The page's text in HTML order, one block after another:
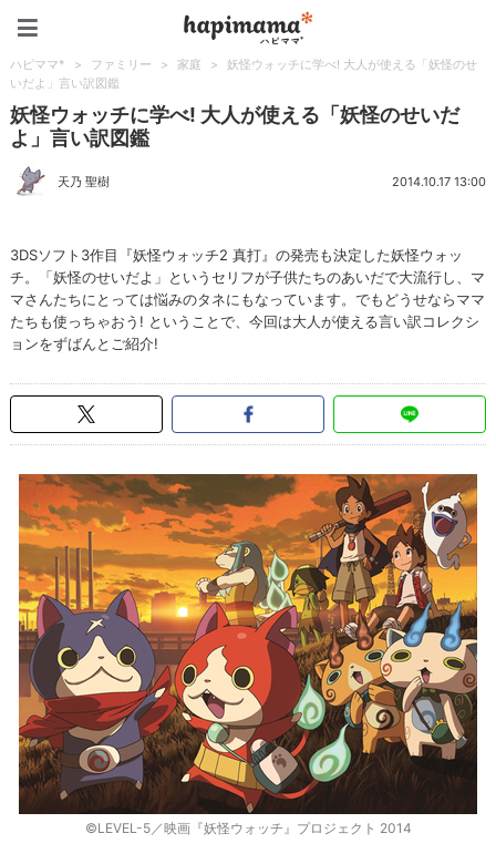
ハピママ* > ファミリー > 家庭 >
妖怪ウォッチに学べ! 大人が使える「妖怪のせ
いだよ」言い訳図鑑
妖怪ウォッチに学べ! 大人が使える「妖怪のせいだ
よ」言い訳図鑑
天乃 聖樹 2014.10.17 13:00
3DSソフト3作目『妖怪ウォッチ2 真打』の発売も決定した妖怪ウォッ
チ。「妖怪のせいだよ」というセリフが子供たちのあいだで大流行し、マ
マさんたちにとっては悩みのタネにもなっています。でもどうせならママ
たちも使っちゃおう! ということで、今回は大人が使える言い訳コレクシ
ョンをずばんとご紹介!
©LEVEL-5／映画『妖怪ウォッチ』プロジェクト 2014